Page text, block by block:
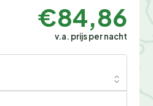
€84,86
v.a. prijs per nacht